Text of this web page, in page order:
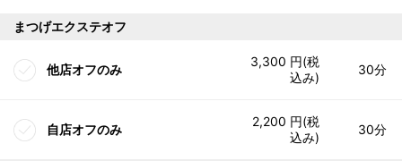
まつげエクステオフ
他店オフのみ
3,300 円(税
込み)
30分
自店オフのみ
2,200 円(税
込み)
30分